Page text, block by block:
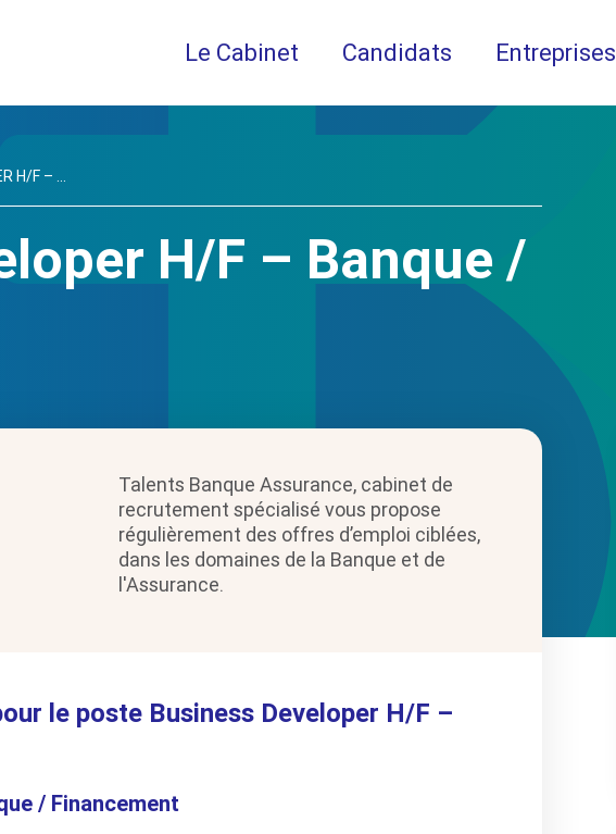
Le Cabinet Candidats Entreprises
H/F – ...
H/F – Banque /
Talents Banque Assurance, cabinet de
recrutement spécialisé vous propose
régulièrement des offres d’emploi ciblées,
dans les domaines de la Banque et de
l'Assurance.
le poste Business Developer H/F –
/ Financement